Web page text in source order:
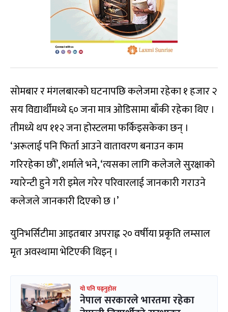
सोमबार र मंगलबारको घटनापछि कलेजमा रहेका १ हजार २
सय विद्यार्थीमध्ये ६० जना मात्र ओडिसामा बाँकी रहेका थिए ।
तीमध्ये थप ११२ जना होस्टलमा फर्किइसकेका छन् ।
‘अरूलाई पनि फिर्ता आउने वातावरण बनाउन काम
गरिरहेका छौं’, शर्माले भने, ‘त्यसका लागि कलेजले सुरक्षाको
ग्यारेन्टी हुने गरी इमेल गरेर परिवारलाई जानकारी गराउने
कलेजले जानकारी दिएको छ ।’
युनिभर्सिटीमा आइतबार अपराह्न २० वर्षीया प्रकृति लम्साल
मृत अवस्थामा भेटिएकी थिइन् ।
यो पनि पढ्नुहोस
नेपाल सरकारले भारतमा रहेका